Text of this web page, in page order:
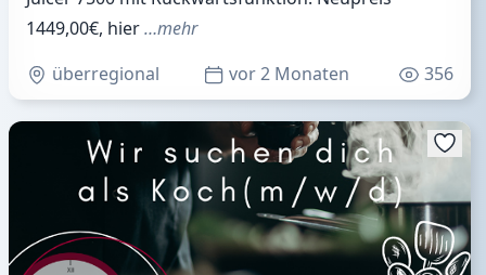
1449,00€, hier…mehr
überregional
vor 2 Monaten 356